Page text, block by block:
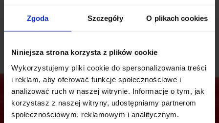
Zgoda Szczegóły O plikach cookies
Niniejsza strona korzysta z plików cookie
Wykorzystujemy pliki cookie do spersonalizowania treści
i reklam, aby oferować funkcje społecznościowe i
analizować ruch w naszej witrynie. Informacje o tym, jak
korzystasz z naszej witryny, udostępniamy partnerom
społecznościowym, reklamowym i analitycznym.
serwis oraz punkt poligraficzny. Na każdym piętrze możliwa jest
instalacja wielofunkcyjnego urządzenia ksero.